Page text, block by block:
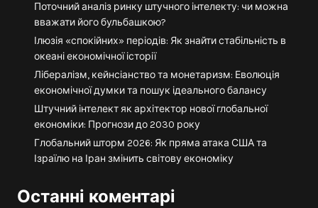
Поточний аналіз ринку штучного інтелекту: чи можна
вважати його бульбашкою?
Ілюзія «спокійних» періодів: Як знайти стабільність в
океані економічної історії
Лібералізм, кейнсіанство та монетаризм: Еволюція
економічної думки та пошук ідеального балансу
Штучний інтелект як архітектор нової глобальної
економіки: Прогнози до 2030 року
Глобальний шторм 2026: Як пряма атака США та
Ізраїлю на Іран змінить світову економіку
Останні коментарі